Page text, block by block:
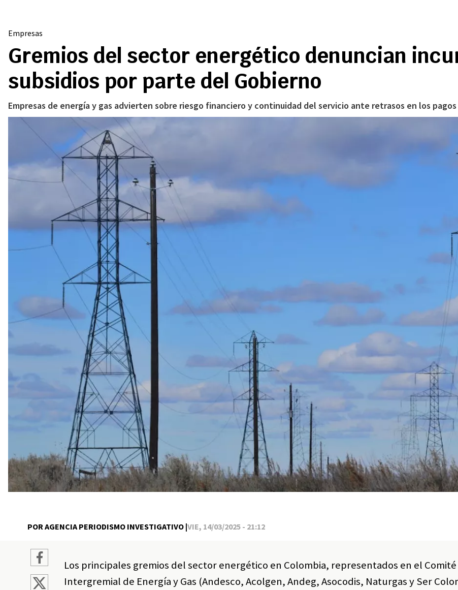
Empresas
Gremios del sector energético denuncian
subsidios por parte del Gobierno
Empresas de energía y gas advierten sobre riesgo financiero y continuidad del servicio ante retrasos en los
POR AGENCIA PERIODISMO INVESTIGATIVO |VIE, 14/03/2025 - 21:12
Los principales gremios del sector energético en Colombia, representados en el Comité
Intergremial de Energía y Gas (Andesco, Acolgen, Andeg, Asocodis, Naturgas y Ser